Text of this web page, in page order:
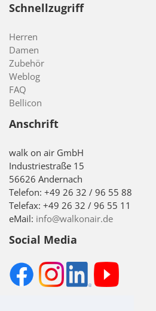
Schnellzugriff
Herren
Damen
Zubehör
Weblog
FAQ
Bellicon
Anschrift
walk on air GmbH
Industriestraße 15
56626 Andernach
Telefon: +49 26 32 / 96 55 88
Telefax: +49 26 32 / 96 55 11
eMail: info@walkonair.de
Social Media